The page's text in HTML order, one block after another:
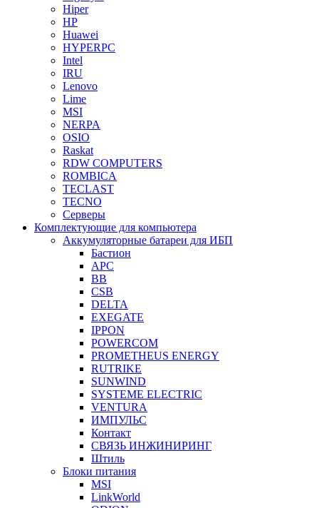
Hiper
HP
Huawei
HYPERPC
Intel
IRU
Lenovo
Lime
MSI
NERPA
OSIO
Raskat
RDW COMPUTERS
ROMBICA
TECLAST
TECNO
Серверы
Комплектующие для компьютера
Аккумуляторные батареи для ИБП
Бастион
APC
BB
CSB
DELTA
EXEGATE
IPPON
POWERCOM
PROMETHEUS ENERGY
RUTRIKE
SUNWIND
SYSTEME ELECTRIC
VENTURA
ИМПУЛЬС
Контакт
СВЯЗЬ ИНЖИНИРИНГ
Штиль
Блоки питания
MSI
LinkWorld